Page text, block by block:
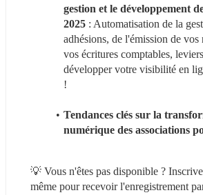
gestion et le développement
2025 : Automatisation de la
adhésions, de l'émission de vos
vos écritures comptables,
développer votre visibilité en
!
Tendances clés sur la
numérique des associations
💡 Vous n'êtes pas disponible ?
même pour recevoir l'enregistrement